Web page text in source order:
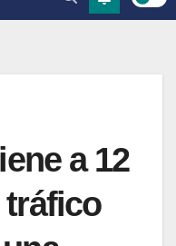
a 12
tráfico